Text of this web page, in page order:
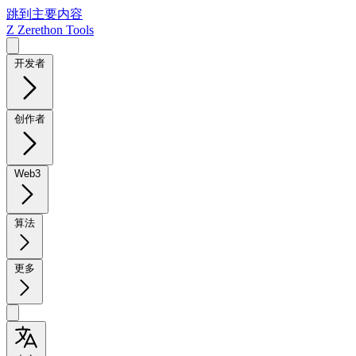
跳到主要内容
Z Zerethon Tools
开发者
创作者
Web3
算法
更多